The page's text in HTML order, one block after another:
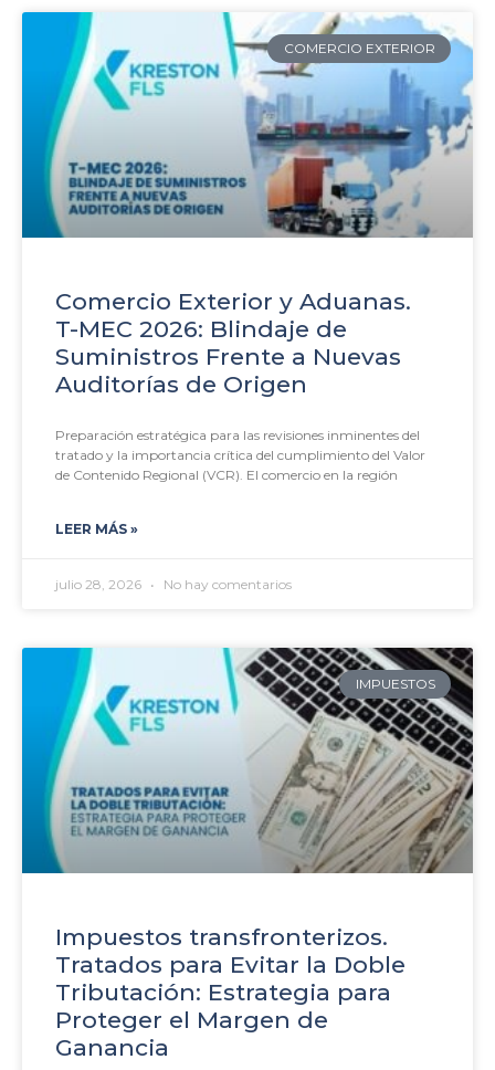
COMERCIO EXTERIOR
Comercio Exterior y Aduanas.
T-MEC 2026: Blindaje de
Suministros Frente a Nuevas
Auditorías de Origen
Preparación estratégica para las revisiones inminentes del
tratado y la importancia crítica del cumplimiento del Valor
de Contenido Regional (VCR). El comercio en la región
LEER MÁS »
julio 28, 2026 No hay comentarios
IMPUESTOS
Impuestos transfronterizos.
Tratados para Evitar la Doble
Tributación: Estrategia para
Proteger el Margen de
Ganancia